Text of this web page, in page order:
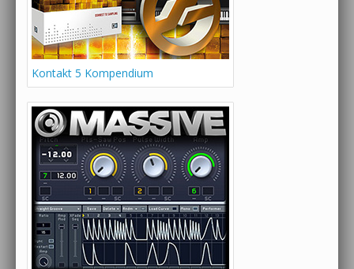
Kontakt 5 Kompendium